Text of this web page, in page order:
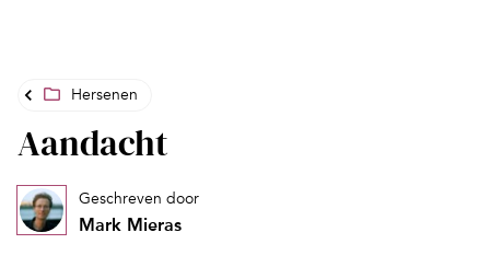
Hersenen
Aandacht
Geschreven door
Mark Mieras